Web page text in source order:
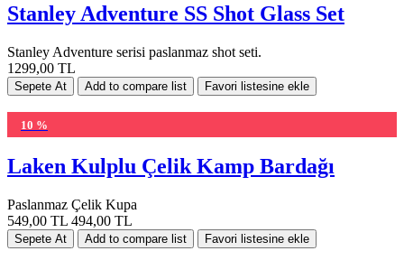
Stanley Adventure SS Shot Glass Set
Stanley Adventure serisi paslanmaz shot seti.
1299,00 TL
10 %
Laken Kulplu Çelik Kamp Bardağı
Paslanmaz Çelik Kupa
549,00 TL 494,00 TL